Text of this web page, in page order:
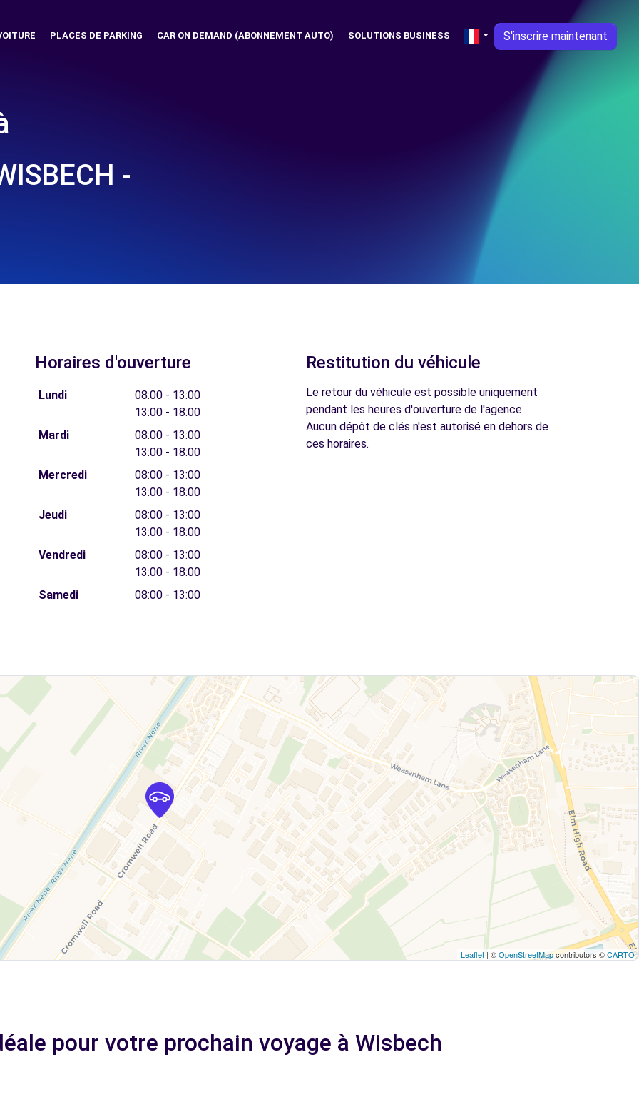
PLACES DE PARKING CAR ON DEMAND (ABONNEMENT AUTO) SOLUTIONS BUSINESS S'inscrire maintenant
-
Horaires d'ouverture
Lundi
08:00 - 13:00
13:00 - 18:00
Mardi
08:00 - 13:00
13:00 - 18:00
Mercredi
08:00 - 13:00
13:00 - 18:00
Jeudi
08:00 - 13:00
13:00 - 18:00
Vendredi
08:00 - 13:00
13:00 - 18:00
Samedi
08:00 - 13:00
Restitution du véhicule
Le retour du véhicule est possible uniquement
pendant les heures d'ouverture de l'agence.
Aucun dépôt de clés n'est autorisé en dehors de
ces horaires.
Leaflet | ©OpenStreetMapcontributors ©CARTO
pour votre prochain voyage à Wisbech